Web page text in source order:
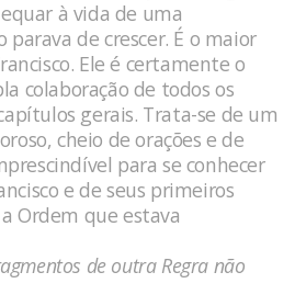
à vida de uma
de crescer. É o maior
Ele é certamente o
colaboração de todos os
gerais. Trata-se de um
cheio de orações e de
para se conhecer
e de seus primeiros
Ordem que estava
de outra Regra não